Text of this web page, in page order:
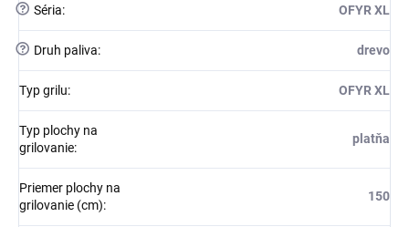
? Séria: OFYR XL
? Druh paliva: drevo
Typ grilu: OFYR XL
Typ plochy na
grilovanie:
platňa
Priemer plochy na
grilovanie (cm):
150